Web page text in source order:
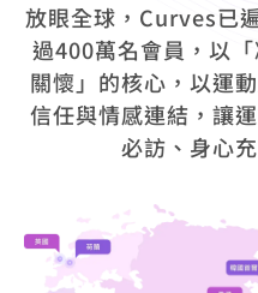
放眼全球，Curves已
過400萬名會員，以
關懷」的核心，以運
信任與情感連結，讓
必訪、身心